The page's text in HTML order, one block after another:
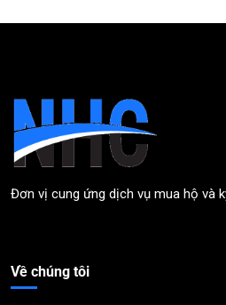
Đơn vị cung ứng dịch vụ mua hộ và
Về chúng tôi